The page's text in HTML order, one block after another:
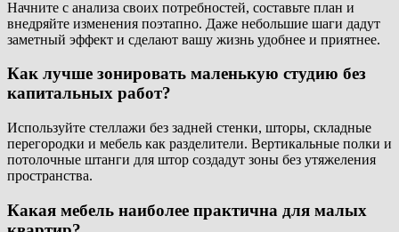
Начните с анализа своих потребностей, составьте план и
внедряйте изменения поэтапно. Даже небольшие шаги дадут
заметный эффект и сделают вашу жизнь удобнее и приятнее.
Как лучше зонировать маленькую студию без
капитальных работ?
Используйте стеллажи без задней стенки, шторы, складные
перегородки и мебель как разделители. Вертикальные полки и
потолочные штанги для штор создадут зоны без утяжеления
пространства.
Какая мебель наиболее практична для малых